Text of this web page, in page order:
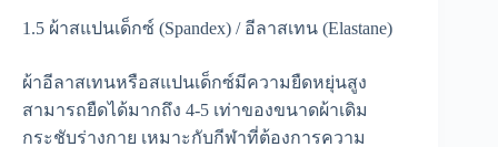
1.5 ผ้าสแปนเด็กซ์ (Spandex) / อีลาสเทน (Elastane)
ผ้าอีลาสเทนหรือสแปนเด็กซ์มีความยืดหยุ่นสูง
สามารถยืดได้มากถึง 4-5 เท่าของขนาดผ้าเดิม
กระชับร่างกาย เหมาะกับกีฬาที่ต้องการความ